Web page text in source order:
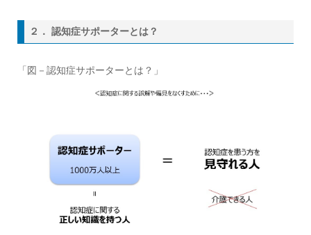
２． 認知症サポーターとは？
「図－認知症サポーターとは？」